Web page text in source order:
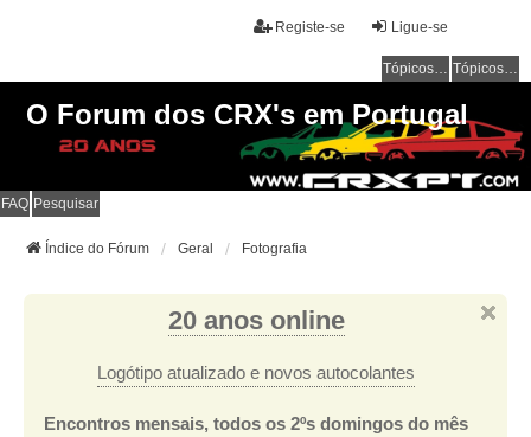
Ligue-se
Registe-se
Tópicos sem resposta Tópicos ativos
O Forum dos CRX's em Portugal
FAQ Pesquisar
Índice do Fórum Geral Fotografia
20 anos online
Logótipo atualizado e novos autocolantes
Encontros mensais, todos os 2ºs domingos do mês